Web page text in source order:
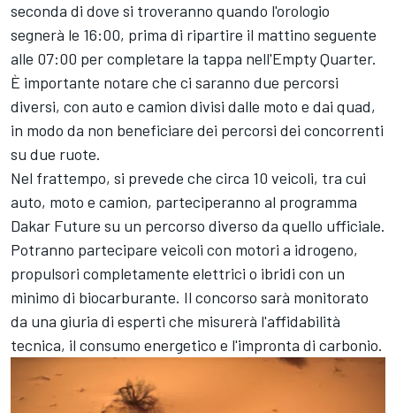
seconda di dove si troveranno quando l'orologio
segnerà le 16:00, prima di ripartire il mattino seguente
alle 07:00 per completare la tappa nell'Empty Quarter.
È importante notare che ci saranno due percorsi
diversi, con auto e camion divisi dalle moto e dai quad,
in modo da non beneficiare dei percorsi dei concorrenti
su due ruote.
Nel frattempo, si prevede che circa 10 veicoli, tra cui
auto, moto e camion, parteciperanno al programma
Dakar Future su un percorso diverso da quello ufficiale.
Potranno partecipare veicoli con motori a idrogeno,
propulsori completamente elettrici o ibridi con un
minimo di biocarburante. Il concorso sarà monitorato
da una giuria di esperti che misurerà l'affidabilità
tecnica, il consumo energetico e l'impronta di carbonio.